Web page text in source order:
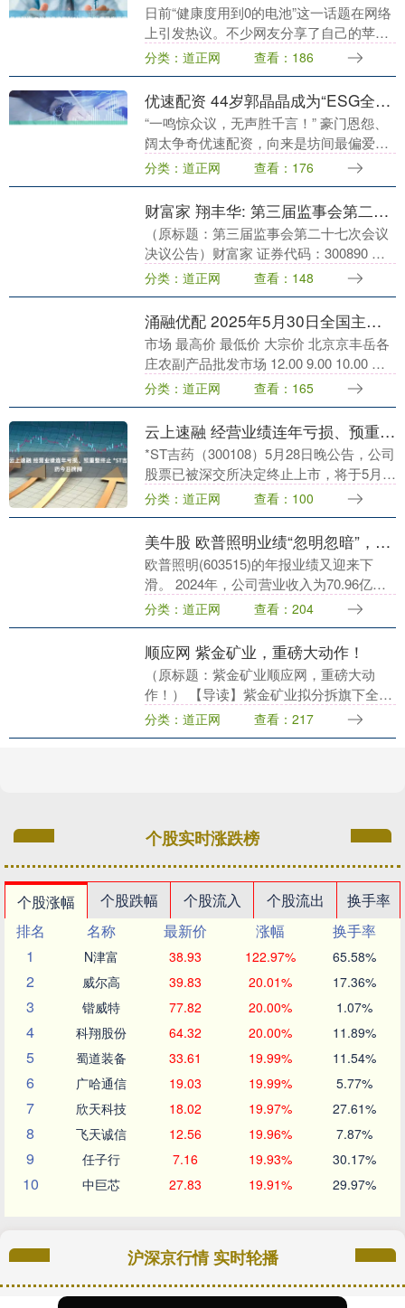
日前“健康度用到0的电池”这一话题在网络
上引发热议。不少网友分享了自己的苹果
手机电池使用体验德旺配资。 有网友表
示，自己的苹果6s最低用到13%，得手机
全程得一....
分类：道正网 查看：186
优速配资 44岁郭晶晶成为“ESG全球形象大使”，让霍启刚和霍震霆沉默了
“一鸣惊众议，无声胜千言！” 豪门恩怨、
阔太争奇优速配资，向来是坊间最偏爱的
剧本。 但是，当郭晶晶再度传来喜讯，整
个香港仿佛被投入一枚“深水炸弹”。 它溅
起的不....
分类：道正网 查看：176
财富家 翔丰华: 第三届监事会第二十七次会议决议公告内容摘要
（原标题：第三届监事会第二十七次会议
决议公告）财富家 证券代码：300890 证
券简称：翔丰华 公告编号：2025-39 债券
代码：123225 债券简称：翔丰....
分类：道正网 查看：148
涌融优配 2025年5月30日全国主要批发市场橘、柑价格行情
市场 最高价 最低价 大宗价 北京京丰岳各
庄农副产品批发市场 12.00 9.00 10.00 河
北省怀来县京西果菜批发市场有限责任公
司 -- 5.00 5.0....
分类：道正网 查看：165
云上速融 经营业绩连年亏损、预重整终止 *ST吉药今日摘牌
*ST吉药（300108）5月28日晚公告，公司
股票已被深交所决定终止上市，将于5月
29日摘牌。此前，*ST吉药在3月26日至4
月23日期间，连续20个交易日股....
分类：道正网 查看：100
美牛股 欧普照明业绩“忽明忽暗”，产销双下滑，理财规模大增
欧普照明(603515)的年报业绩又迎来下
滑。 2024年，公司营业收入为70.96亿
元，同比下降8.96%；归母净利润为9.03
亿元，同比下降2.28%；扣非....
分类：道正网 查看：204
顺应网 紫金矿业，重磅大动作！
（原标题：紫金矿业顺应网，重磅大动
作！） 【导读】紫金矿业拟分拆旗下全资
子公司紫金黄金国际至香港联交所主板上
市 见习记者 杨晨 作为中国有色金属行业
分类：道正网 查看：217
个股实时涨跌榜
个股涨幅 个股跌幅 个股流入 个股流出
换手率
排名
名称 最新价 涨幅
换手率
1
N津富 38.93 122.97% 65.58%
2 威尔高 39.83 20.01% 17.36%
3 锴威特 77.82 20.00% 1.07%
4 科翔股份 64.32 20.00% 11.89%
5 蜀道装备 33.61 19.99% 11.54%
6 广哈通信 19.03 19.99% 5.77%
7 欣天科技 18.02 19.97% 27.61%
8 飞天诚信 12.56 19.96% 7.87%
9 任子行 7.16 19.93% 30.17%
10 中巨芯 27.83 19.91% 29.97%
沪深京行情 实时轮播